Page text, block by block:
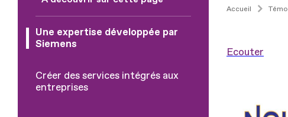
Accueil
Une expertise développée par
Siemens
Créer des services intégrés aux
entreprises
Ecouter